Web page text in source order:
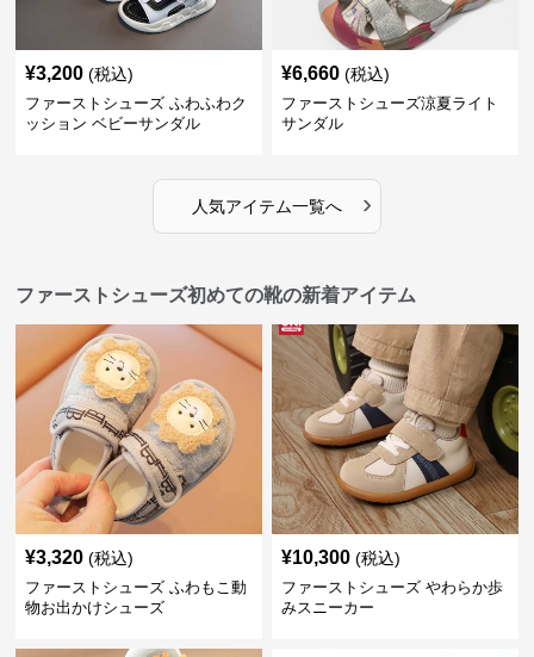
¥3,200 (税込)
ファーストシューズ ふわふわク
ッション ベビーサンダル
¥6,660 (税込)
ファーストシューズ涼夏ライト
サンダル
人気アイテム一覧へ ›
ファーストシューズ初めての靴の新着アイテム
¥3,320 (税込)
ファーストシューズ ふわもこ動
物お出かけシューズ
¥10,300 (税込)
ファーストシューズ やわらか歩
みスニーカー